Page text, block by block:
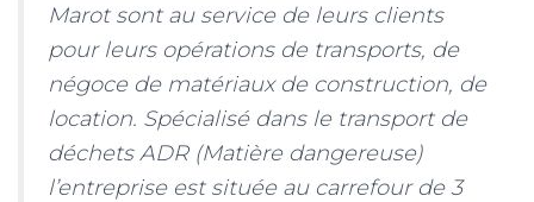
Marot sont au service de leurs clients
pour leurs opérations de transports, de
négoce de matériaux de construction, de
location. Spécialisé dans le transport de
déchets ADR (Matière dangereuse)
l’entreprise est située au carrefour de 3